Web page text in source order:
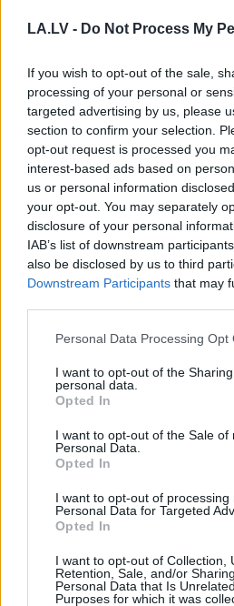
LA.LV - Do Not Process My
If you wish to opt-out of the sale,
processing of your personal or
targeted advertising by us, please
section to confirm your selection.
opt-out request is processed you
interest-based ads based on
us or personal information
your opt-out. You may separately
disclosure of your personal
IAB’s list of downstream
also be disclosed by us to third
Downstream Participants that may
Please note that this website/app
not limited to your visit or usage
grant or deny consent to Google
use your data for below specified
consent section.
Personal Data Processing Opt
I want to opt-out of the
personal data.
Opted In
I want to opt-out of the Sale of
Personal Data.
Opted In
I want to opt-out of processing
Personal Data for Targeted
Opted In
I want to opt-out of Collection,
Retention, Sale, and/or
Personal Data that Is
Purposes for which it was
FOTO.Laulības
iestūrējis
aktieris
iebraukusi auzās…”
Vecāki spriež par
Izglītības ministrijas
nenosvērtajām darba
spējām